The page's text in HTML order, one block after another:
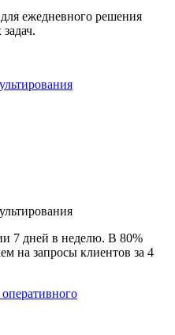
ежедневного решения
7 дней в неделю. В 80%
на запросы клиентов за 4